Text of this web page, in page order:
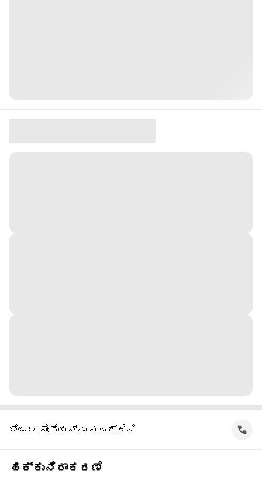
ಬೆಂಬಲ ಸೇವೆಯನ್ನು ಸಂಪರ್ಕಿಸಿ
ಹಕ್ಕುನಿರಾಕರಣೆ